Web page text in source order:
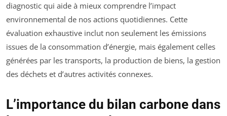
diagnostic qui aide à mieux comprendre l’impact
environnemental de nos actions quotidiennes. Cette
évaluation exhaustive inclut non seulement les émissions
issues de la consommation d’énergie, mais également celles
générées par les transports, la production de biens, la gestion
des déchets et d’autres activités connexes.
L’importance du bilan carbone dans